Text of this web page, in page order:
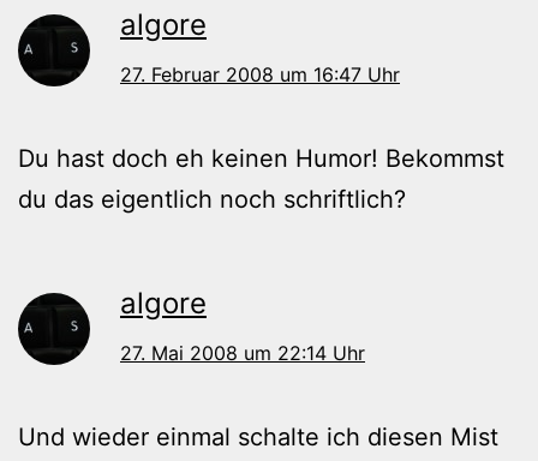
algore
27. Februar 2008 um 16:47 Uhr
Du hast doch eh keinen Humor! Bekommst
du das eigentlich noch schriftlich?
algore
27. Mai 2008 um 22:14 Uhr
Und wieder einmal schalte ich diesen Mist